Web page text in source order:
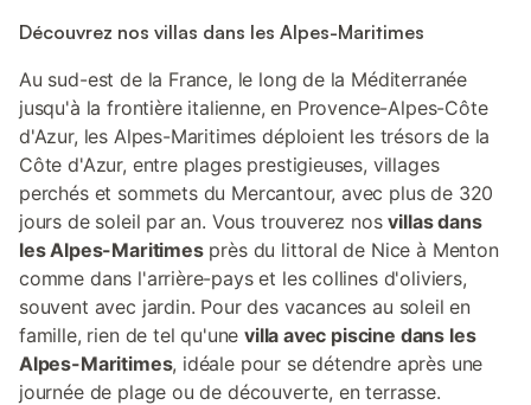
Découvrez nos villas dans les Alpes-Maritimes
Au sud-est de la France, le long de la Méditerranée
jusqu'à la frontière italienne, en Provence-Alpes-Côte
d'Azur, les Alpes-Maritimes déploient les trésors de la
Côte d'Azur, entre plages prestigieuses, villages
perchés et sommets du Mercantour, avec plus de 320
jours de soleil par an. Vous trouverez nosvillas dans
les Alpes-Maritimesprès du littoral de Nice à Menton
comme dans l'arrière-pays et les collines d'oliviers,
souvent avec jardin. Pour des vacances au soleil en
famille, rien de tel qu'unevilla avec piscine dans les
Alpes-Maritimes, idéale pour se détendre après une
journée de plage ou de découverte, en terrasse.